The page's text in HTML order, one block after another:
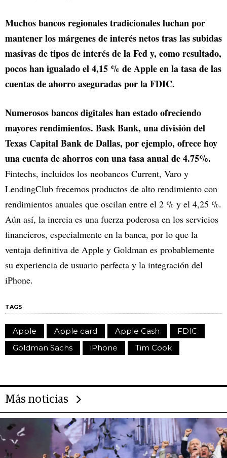
Muchos bancos regionales tradicionales luchan por
mantener los márgenes de interés netos tras las subidas
masivas de tipos de interés de la Fed y, como resultado,
pocos han igualado el 4,15 % de Apple en la tasa de las
cuentas de ahorro aseguradas por la FDIC.
Numerosos bancos digitales han estado ofreciendo
mayores rendimientos. Bask Bank, una división del
Texas Capital Bank de Dallas, por ejemplo, ofrece hoy
una cuenta de ahorros con una tasa anual de 4.75%.
Fintechs, incluidos los neobancos Current, Varo y
LendingClub frecemos productos de alto rendimiento con
rendimientos anuales que oscilan entre el 2 % y el 4,25 %.
Aún así, la inercia es una fuerza poderosa en los servicios
financieros, especialmente en la banca, por lo que la
ventaja definitiva de Apple y Goldman es probablemente
su experiencia de usuario perfecta y la integración del
iPhone.
TAGS
Apple Apple card Apple Cash
FDIC
Goldman Sachs
iPhone Tim Cook
Más noticias